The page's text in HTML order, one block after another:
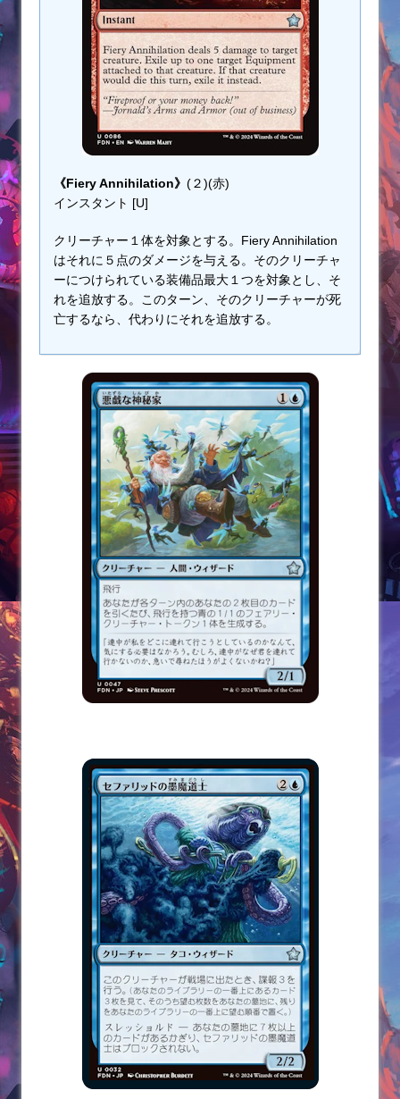
《Fiery Annihilation》 (２)(赤)
インスタント [U]
クリーチャー１体を対象とする。Fiery Annihilation
はそれに５点のダメージを与える。そのクリーチャ
ーにつけられている装備品最大１つを対象とし、そ
れを追放する。このターン、そのクリーチャーが死
亡するなら、代わりにそれを追放する。